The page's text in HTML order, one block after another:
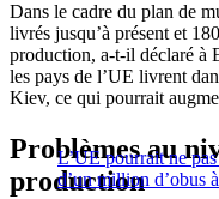
Dans le cadre du plan de
livrés jusqu’à présent et
production, a-t-il déclaré à
les pays de l’UE livrent
Kiev, ce qui pourrait
L’UE pourrait ne
d’un million d’obus
Problèmes au
production